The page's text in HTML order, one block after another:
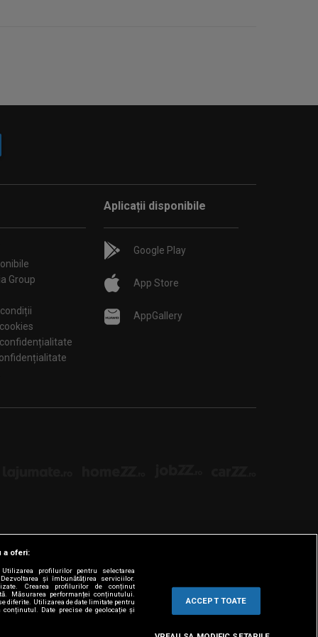
Group
de confidențialitate
Aplicații disponibile
Google Play
App Store
AppGallery
a oferi:
profilurilor pentru selectarea
și îmbunătățirea serviciilor.
Crearea profilurilor de conținut
Măsurarea performanței conținutului.
diferite. Utilizarea de date limitate pentru
Date precise de geolocație și
ACCEPT TOATE